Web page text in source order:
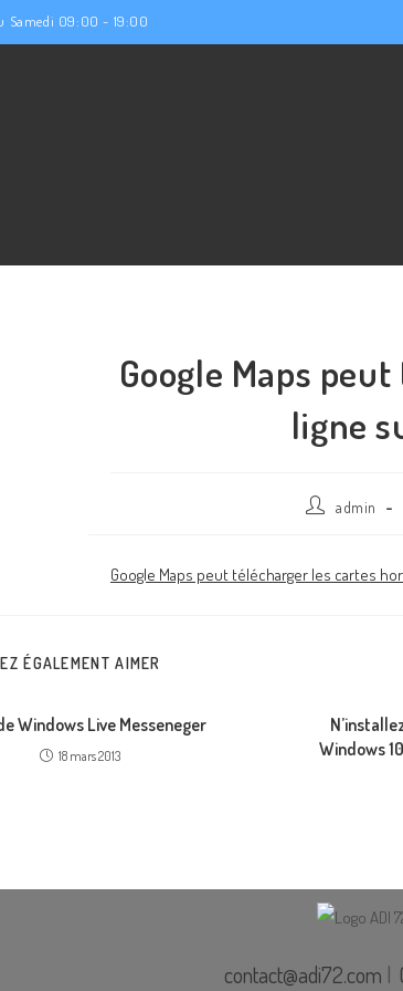
Samedi 09:00 - 19:00
Google Maps
ligne
admin
Google Maps peut télécharger les cartes
ÉGALEMENT AIMER
Windows Live Messeneger
18 mars 2013
Windows
contact@adi72.com |